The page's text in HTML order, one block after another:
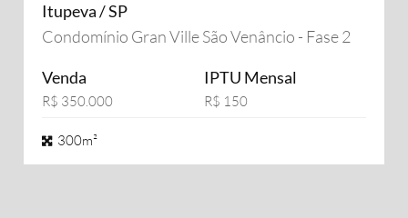
Itupeva / SP
Condomínio Gran Ville São Venâncio - Fase 2
Venda
R$ 350.000
IPTU Mensal
R$ 150
300m²